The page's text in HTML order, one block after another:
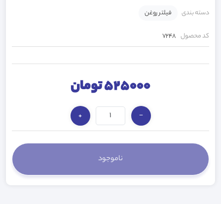
دسته بندی فیلتر روغن
کد محصول 7248
525000 تومان
−
+